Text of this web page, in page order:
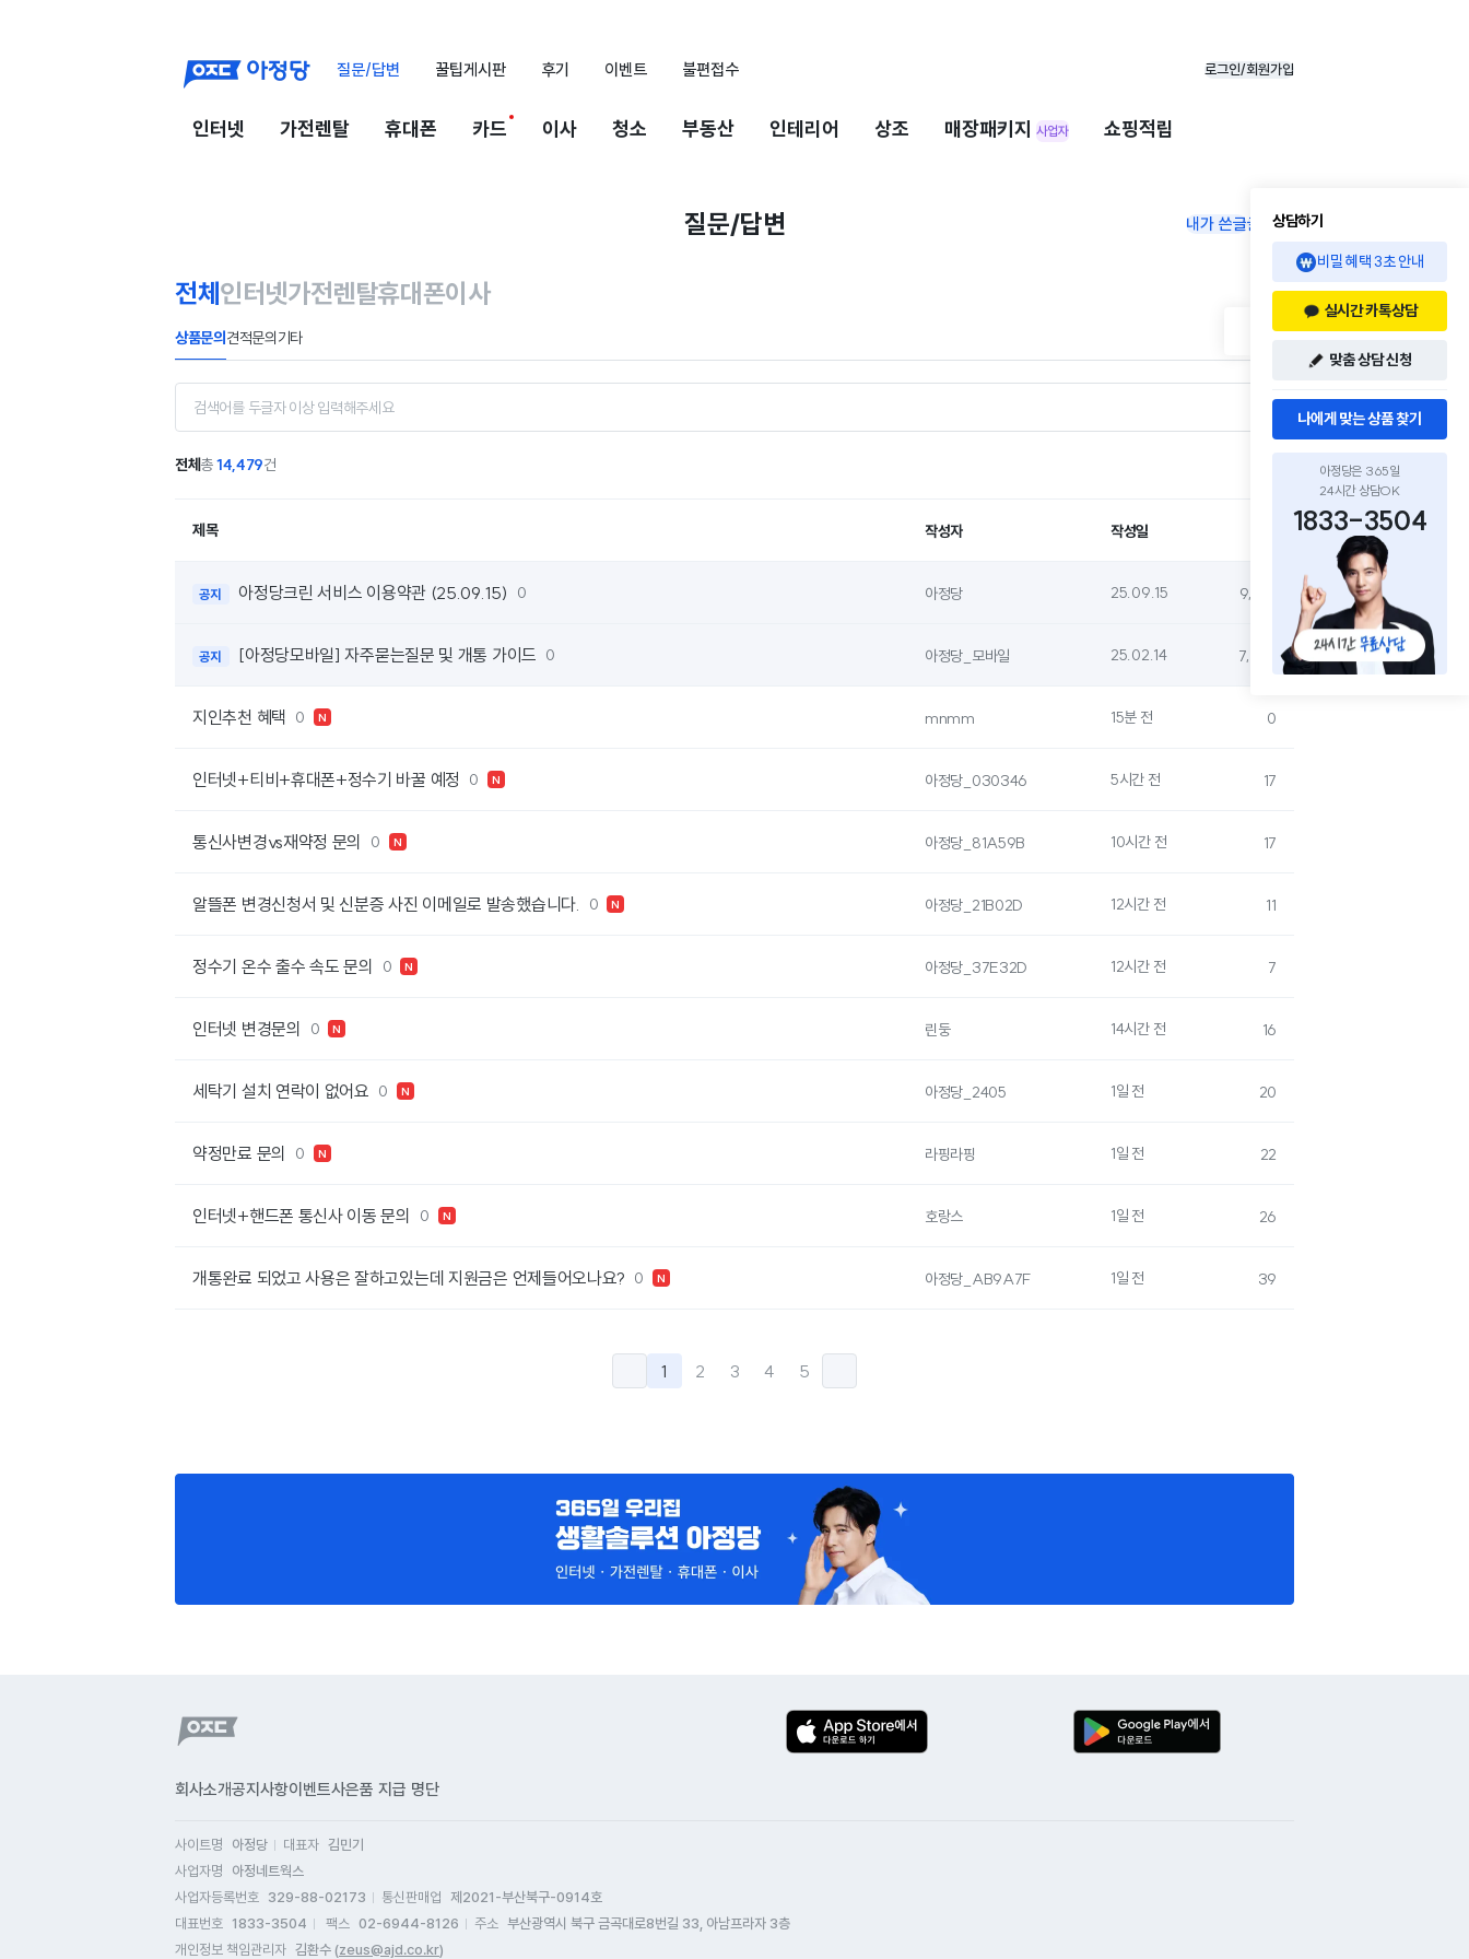
질문/답변 꿀팁게시판 후기 이벤트 불편접수 로그인/회원가입
인터넷 가전렌탈 휴대폰 카드 이사 청소 부동산 인테리어 상조 매장패키지 사업자 쇼핑적립
질문/답변 내가 쓴글글쓰기
전체인터넷가전렌탈휴대폰이사
상품문의견적문의기타

전체총14,479건
제목 작성자 작성일
공지 아정당크린 서비스 이용약관 (25.09.15) 0 아정당 25.09.15 9,136
공지 [아정당모바일] 자주묻는질문 및 개통 가이드 0 아정당_모바일 25.02.14 7,042
지인추천 혜택 0 N mnmm 15분 전 0
인터넷+티비+휴대폰+정수기 바꿀 예정 0 N 아정당_030346 5시간 전 17
통신사변경vs재약정 문의 0 N 아정당_81A59B 10시간 전 17
알뜰폰 변경신청서 및 신분증 사진 이메일로 발송했습니다. 0 N 아정당_21B02D 12시간 전 11
정수기 온수 출수 속도 문의 0 N 아정당_37E32D 12시간 전 7
인터넷 변경문의 0 N 린둥 14시간 전 16
세탁기 설치 연락이 없어요 0 N 아정당_2405 1일 전 20
약정만료 문의 0 N 라핑라핑 1일 전 22
인터넷+핸드폰 통신사 이동 문의 0 N 호랑스 1일 전 26
개통완료 되었고 사용은 잘하고있는데 지원금은 언제들어오나요? 0 N 아정당_AB9A7F 1일 전 39
1 2 3 4 5
회사소개공지사항이벤트사은품 지급 명단
사이트명 아정당 대표자 김민기
사업자명
아정네트웍스
사업자등록번호 329-88-02173 통신판매업
제2021-부산북구-0914호
대표번호 1833-3504 팩스 02-6944-8126 주소 부산광역시 북구 금곡대로8번길 33, 아남프라자 3층
개인정보 책임관리자 김환수 (zeus@ajd.co.kr)
상담하기
비밀 혜택 3초 안내
실시간 카톡상담
맞춤 상담 신청
나에게 맞는 상품 찾기
아정당은 365일
24시간 상담OK
1833-3504